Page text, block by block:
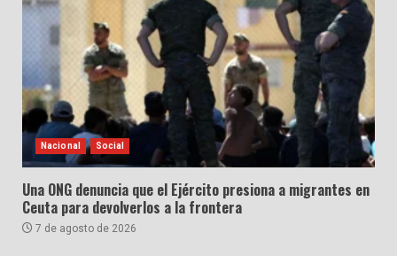
Nacional Social
Una ONG denuncia que el Ejército presiona a migrantes en
Ceuta para devolverlos a la frontera
7 de agosto de 2026